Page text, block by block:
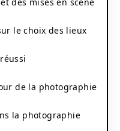
le choix des lieux
de la photographie
la photographie